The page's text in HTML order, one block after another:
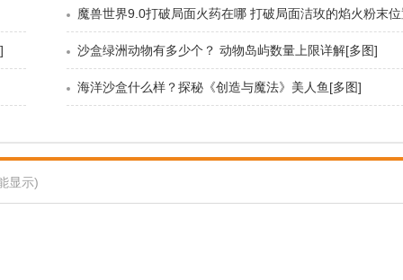
沙盒绿洲动物有多少个？ 动物岛屿数量上限详解[多图]
海洋沙盒什么样？探秘《创造与魔法》美人鱼[多图]
显示)